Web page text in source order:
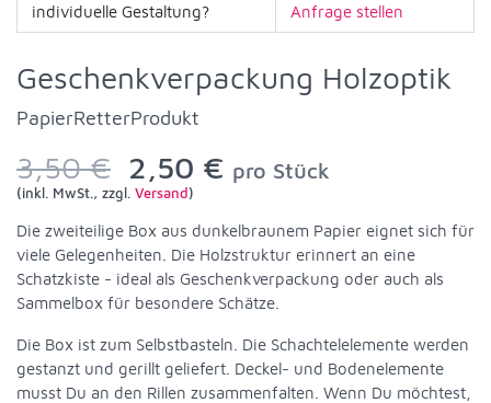
individuelle Gestaltung? Anfrage stellen
Geschenkverpackung Holzoptik
PapierRetterProdukt
3,50 € 2,50 € pro Stück
(inkl. MwSt., zzgl. Versand)
Die zweiteilige Box aus dunkelbraunem Papier eignet sich für
viele Gelegenheiten. Die Holzstruktur erinnert an eine
Schatzkiste - ideal als Geschenkverpackung oder auch als
Sammelbox für besondere Schätze.
Die Box ist zum Selbstbasteln. Die Schachtelelemente werden
gestanzt und gerillt geliefert. Deckel- und Bodenelemente
musst Du an den Rillen zusammenfalten. Wenn Du möchtest,